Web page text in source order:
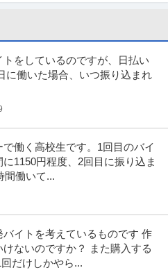
見る
ホール！週1・3h～OK！／らあ
店
おすすめポイント！ ――――――
見る
提供：エンゲージ
AY
品／ピッキング ・シール貼り／仕分け
る
をしているのですが、日払い
に働いた場合、いつ振り込まれ
働く高校生です。1回目のバイ
1150円程度、2回目に振り込ま
間働いて...
イトを考えているものです 作
ないのですか？ また購入する
だけしかやら...